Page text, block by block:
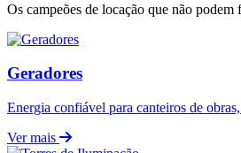
Os campeões de locação que não podem
Geradores
Energia confiável para canteiros de
Ver mais